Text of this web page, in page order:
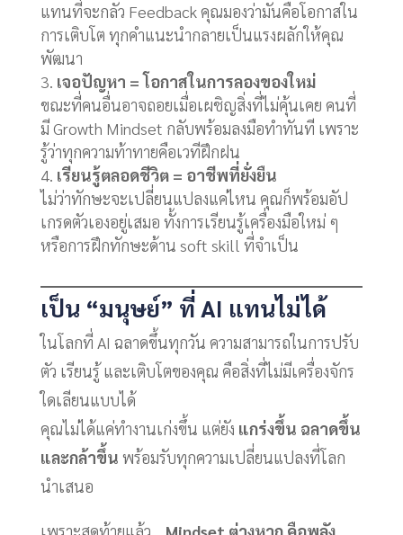
แทนที่จะกลัว Feedback คุณมองว่ามันคือโอกาสใน
การเติบโต ทุกคำแนะนำกลายเป็นแรงผลักให้คุณ
พัฒนา
เจอปัญหา = โอกาสในการลองของใหม่
ขณะที่คนอื่นอาจถอยเมื่อเผชิญสิ่งที่ไม่คุ้นเคย คนที่
มี Growth Mindset กลับพร้อมลงมือทำทันที เพราะ
รู้ว่าทุกความท้าทายคือเวทีฝึกฝน
เรียนรู้ตลอดชีวิต = อาชีพที่ยั่งยืน
ไม่ว่าทักษะจะเปลี่ยนแปลงแค่ไหน คุณก็พร้อมอัป
เกรดตัวเองอยู่เสมอ ทั้งการเรียนรู้เครื่องมือใหม่ ๆ
หรือการฝึกทักษะด้าน soft skill ที่จำเป็น
เป็น “มนุษย์” ที่ AI แทนไม่ได้
ในโลกที่ AI ฉลาดขึ้นทุกวัน ความสามารถในการปรับ
ตัว เรียนรู้ และเติบโตของคุณ คือสิ่งที่ไม่มีเครื่องจักร
ใดเลียนแบบได้
คุณไม่ได้แค่ทำงานเก่งขึ้น แต่ยัง แกร่งขึ้น ฉลาดขึ้น
และกล้าขึ้น พร้อมรับทุกความเปลี่ยนแปลงที่โลก
นำเสนอ